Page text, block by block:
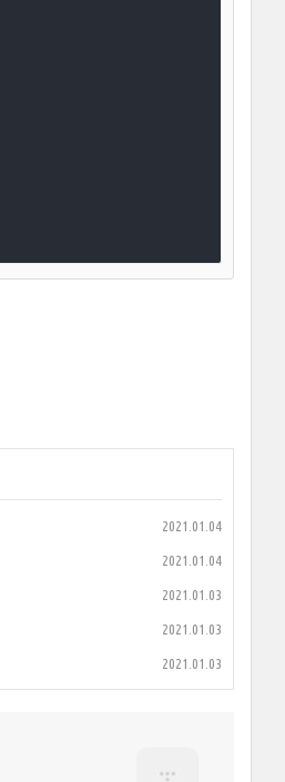
2021.01.04
2021.01.04
2021.01.03
2021.01.03
2021.01.03